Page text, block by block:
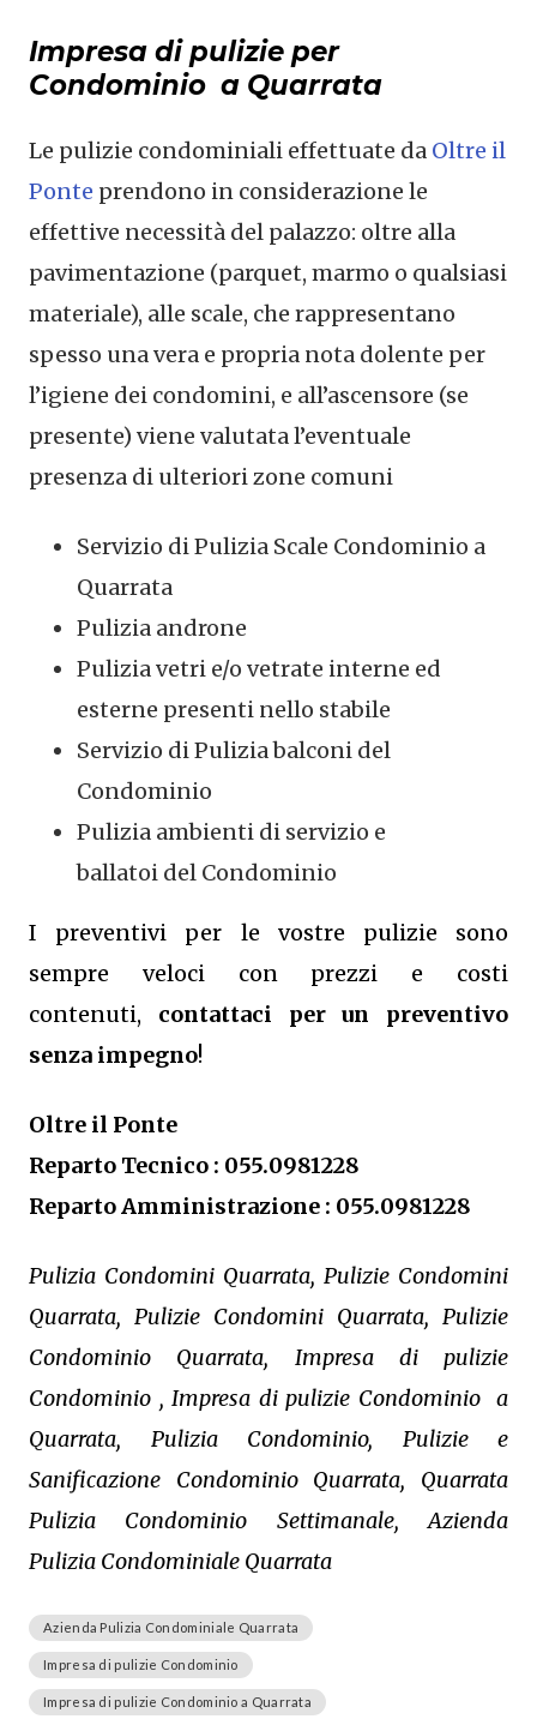
Impresa di pulizie per
Condominio a Quarrata
Le pulizie condominiali effettuate da Oltre il
Ponte prendono in considerazione le
effettive necessità del palazzo: oltre alla
pavimentazione (parquet, marmo o qualsiasi
materiale), alle scale, che rappresentano
spesso una vera e propria nota dolente per
l’igiene dei condomini, e all’ascensore (se
presente) viene valutata l’eventuale
presenza di ulteriori zone comuni
Servizio di Pulizia Scale Condominio a
Quarrata
Pulizia androne
Pulizia vetri e/o vetrate interne ed
esterne presenti nello stabile
Servizio di Pulizia balconi del
Condominio
Pulizia ambienti di servizio e
ballatoi del Condominio
I preventivi per le vostre pulizie sono
sempre veloci con prezzi e costi
contenuti, contattaci per un preventivo
senza impegno!
Oltre il Ponte
Reparto Tecnico : 055.0981228
Reparto Amministrazione : 055.0981228
Pulizia Condomini Quarrata, Pulizie Condomini
Quarrata, Pulizie Condomini Quarrata, Pulizie
Condominio Quarrata, Impresa di pulizie
Condominio , Impresa di pulizie Condominio a
Quarrata, Pulizia Condominio, Pulizie e
Sanificazione Condominio Quarrata, Quarrata
Pulizia Condominio Settimanale, Azienda
Pulizia Condominiale Quarrata
Azienda Pulizia Condominiale Quarrata
Impresa di pulizie Condominio
Impresa di pulizie Condominio a Quarrata